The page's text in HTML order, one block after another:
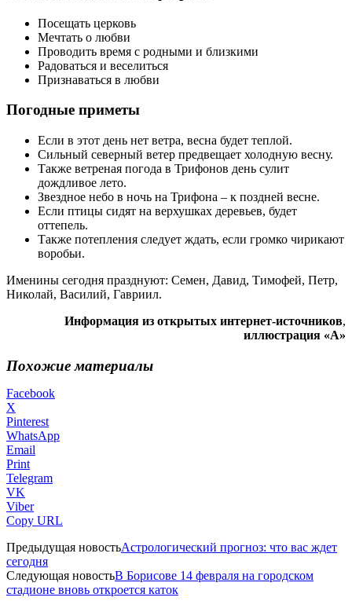
Посещать церковь
Мечтать о любви
Проводить время с родными и близкими
Радоваться и веселиться
Признаваться в любви
Погодные приметы
Если в этот день нет ветра, весна будет теплой.
Сильный северный ветер предвещает холодную весну.
Также ветреная погода в Трифонов день сулит
дождливое лето.
Звездное небо в ночь на Трифона – к поздней весне.
Если птицы сидят на верхушках деревьев, будет
оттепель.
Также потепления следует ждать, если громко чирикают
воробьи.
Именины сегодня празднуют: Семен, Давид, Тимофей, Петр,
Николай, Василий, Гавриил.
Информация из открытых интернет-источников,
иллюстрация «А»
Похожие материалы
Facebook
X
Pinterest
WhatsApp
Email
Print
Telegram
VK
Viber
Copy URL
Предыдущая новостьАстрологический прогноз: что вас ждет
сегодня
Следующая новостьВ Борисове 14 февраля на городском
стадионе вновь откроется каток